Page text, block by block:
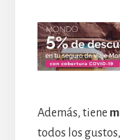
Además, tiene
todos los